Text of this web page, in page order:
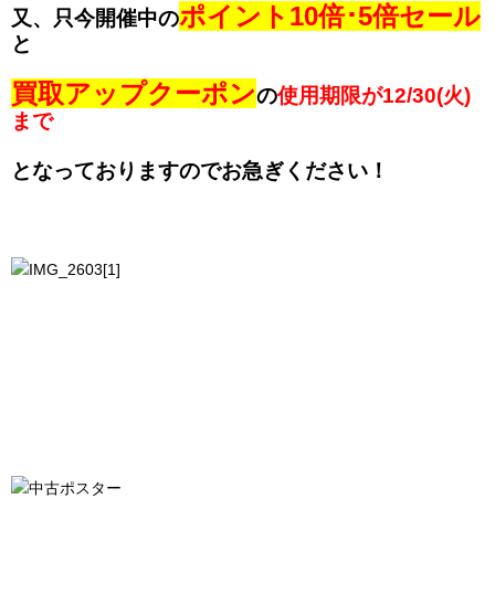
又、只今開催中のポイント10倍･5倍セール
と
買取アップクーポンの使用期限が12/30(火)
まで
となっておりますのでお急ぎください！